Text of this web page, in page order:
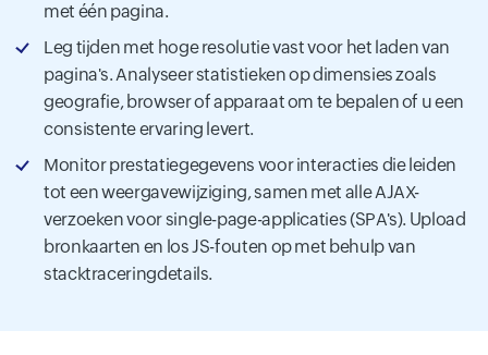
met één pagina.
Leg tijden met hoge resolutie vast voor het laden van
pagina's. Analyseer statistieken op dimensies zoals
geografie, browser of apparaat om te bepalen of u een
consistente ervaring levert.
Monitor prestatiegegevens voor interacties die leiden
tot een weergavewijziging, samen met alle AJAX-
verzoeken voor single-page-applicaties (SPA's). Upload
bronkaarten en los JS-fouten op met behulp van
stacktraceringdetails.